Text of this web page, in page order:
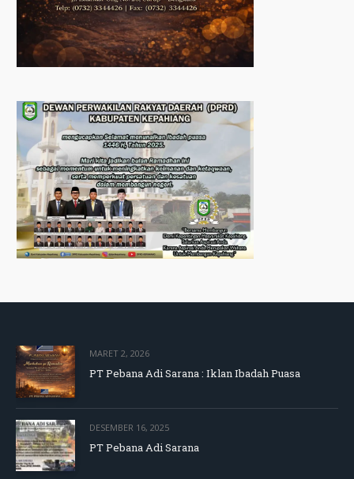
MARET 2, 2026
PT Pebana Adi Sarana : Iklan Ibadah Puasa
DESEMBER 16, 2025
PT Pebana Adi Sarana